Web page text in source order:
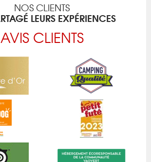
NOS CLIENTS
LEURS EXPÉRIENCES
AVIS CLIENTS